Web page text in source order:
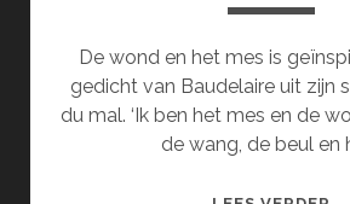
De wond en het mes is
gedicht van Baudelaire uit zijn
du mal. ‘Ik ben het mes en de
de wang, de beul en